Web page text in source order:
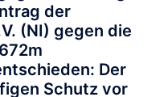
der
(NI) gegen die
Der
Schutz vor